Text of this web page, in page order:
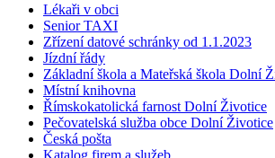
Lékaři v obci
Senior TAXI
Zřízení datové schránky od 1.1.2023
Jízdní řády
Základní škola a Mateřská škola Dolní
Místní knihovna
Římskokatolická farnost Dolní Životice
Pečovatelská služba obce Dolní Životice
Česká pošta
Katalog firem a služeb